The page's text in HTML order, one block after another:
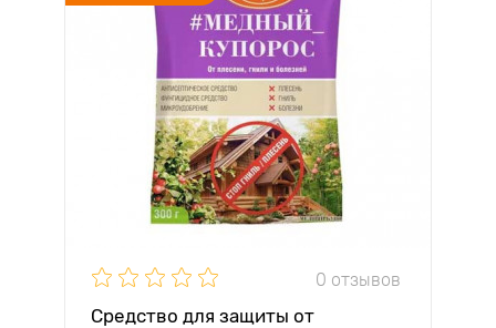
0 отзывов
Средство для защиты от